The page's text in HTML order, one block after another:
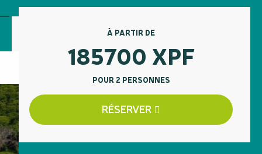
À PARTIR DE
185700 XPF
POUR 2 PERSONNES
RÉSERVER